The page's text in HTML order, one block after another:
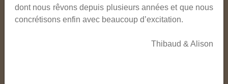
dont nous rêvons depuis plusieurs années et que nous
concrétisons enfin avec beaucoup d’excitation.
Thibaud & Alison